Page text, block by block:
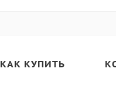
КАК КУПИТЬ